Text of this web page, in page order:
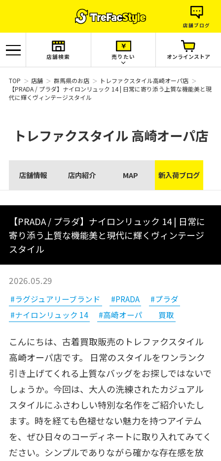
店舗ブログ
店舗検索 売りたい オンラインストア
TOP 店舗 群馬県のお店
トレファクスタイル高崎オーパ店
【PRADA / プラダ】ナイロンリュック 14 | 日常に寄り添う上質な機能美と現
代に輝くヴィンテージスタイル
トレファクスタイル 高崎オーパ店
店舗情報 店内紹介 MAP 新入荷ブログ
【PRADA / プラダ】ナイロンリュック 14 | 日常に
寄り添う上質な機能美と現代に輝くヴィンテージ
スタイル
2026.05.29
#ラグジュアリーブランド #PRADA
#プラダ
#ナイロンリュック 14
#高崎オーパ 買取
こんにちは、古着買取販売のトレファクスタイル
高崎オーパ店です。 日常のスタイルをワンランク
引き上げてくれる上質なバッグをお探しではないで
しょうか。今回は、大人の洗練されたカジュアル
スタイルにふさわしい特別な名作をご紹介いたし
ます。時を経ても色褪せない魅力を持つアイテム
を、ぜひ日々のコーディネートに取り入れてみてく
ださい。シンプルでありながら確かな存在感を放